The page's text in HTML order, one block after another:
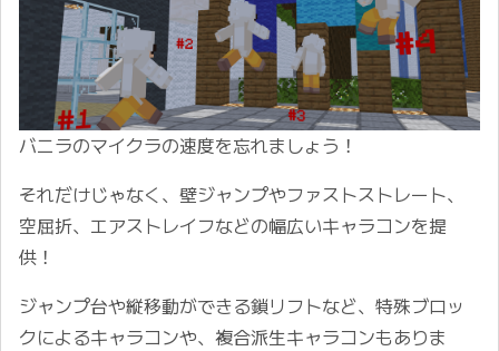
バニラのマイクラの速度を忘れましょう！
それだけじゃなく、壁ジャンプやファストストレート、
空屈折、エアストレイフなどの幅広いキャラコンを提
供！
ジャンプ台や縦移動ができる鎖リフトなど、特殊ブロッ
クによるキャラコンや、複合派生キャラコンもありま